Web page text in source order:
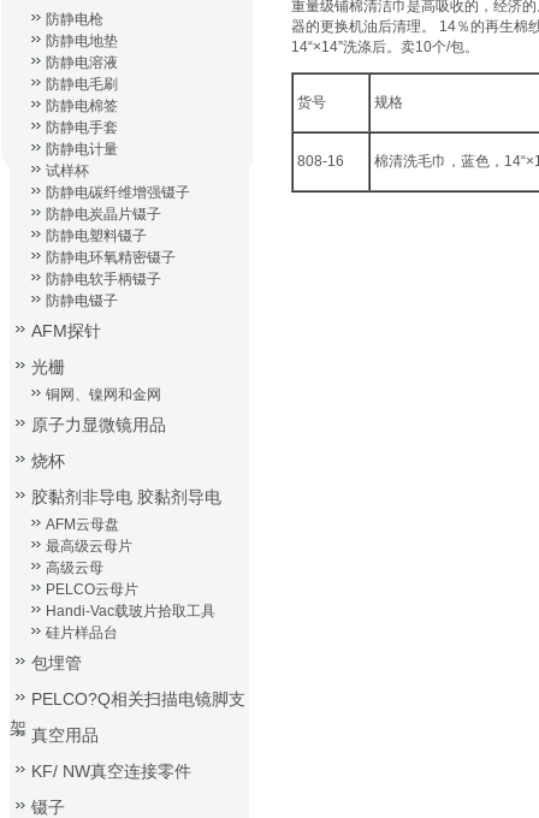
重量级铺棉清洁巾是高吸收的，经济
器的更换机油后清理。 14％的再生棉
14“×14”洗涤后。卖10个/包。
货号 规格
808-16 棉清洗毛巾，蓝色，
防静电枪
防静电地垫
防静电溶液
防静电毛刷
防静电棉签
防静电手套
防静电计量
试样杯
防静电碳纤维增强镊子
防静电炭晶片镊子
防静电塑料镊子
防静电环氧精密镊子
防静电软手柄镊子
防静电镊子
AFM探针
光栅
铜网、镍网和金网
原子力显微镜用品
烧杯
胶黏剂非导电 胶黏剂导电
AFM云母盘
最高级云母片
高级云母
PELCO云母片
Handi-Vac载玻片拾取工具
硅片样品台
包埋管
PELCO?Q相关扫描电镜脚支
架 真空用品
KF/ NW真空连接零件
镊子